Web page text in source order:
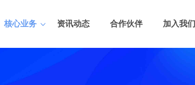
核心业务 资讯动态 合作伙伴 加入我们